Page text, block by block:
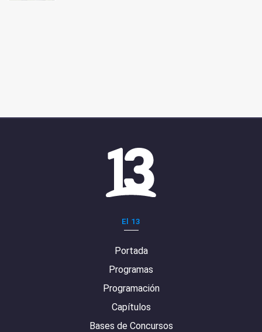
El 13
Portada
Programas
Programación
Capítulos
Bases de Concursos